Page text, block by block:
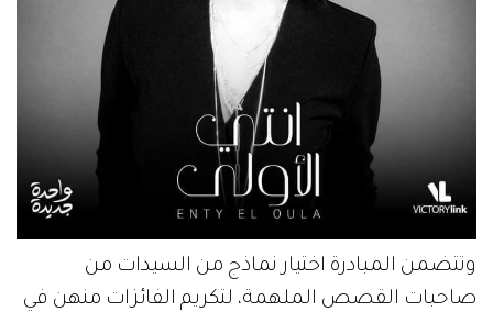
وتتضمن المبادرة اختيار نماذج من السيدات من
صاحبات القصص الملهمة، لتكريم الفائزات منهن في